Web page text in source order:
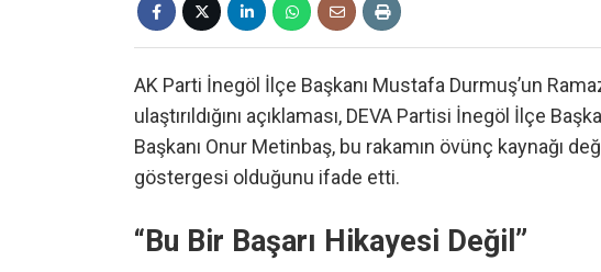
AK Parti İnegöl İlçe Başkanı Mustafa Durmuş’un
ulaştırıldığını açıklaması, DEVA Partisi İnegöl İlçe
Başkanı Onur Metinbaş, bu rakamın övünç kaynağı
göstergesi olduğunu ifade etti.
“Bu Bir Başarı Hikayesi Değil”